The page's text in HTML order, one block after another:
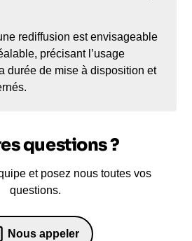
rediffusion est envisageable
précisant l’usage
durée de mise à disposition et
questions ?
et posez nous toutes vos
questions.
Nous appeler